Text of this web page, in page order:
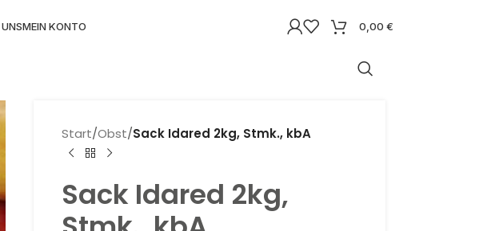
MEIN KONTO 0,00 €
Start/Obst/Sack Idared 2kg, Stmk., kbA
Sack Idared 2kg,